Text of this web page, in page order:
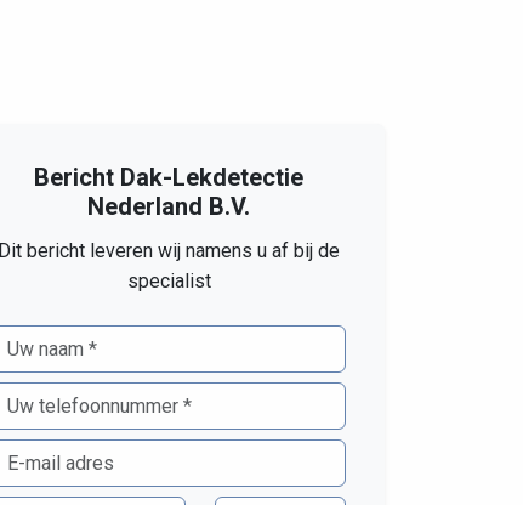
Bericht Dak-Lekdetectie
Nederland B.V.
Dit bericht leveren wij namens u af bij de
specialist